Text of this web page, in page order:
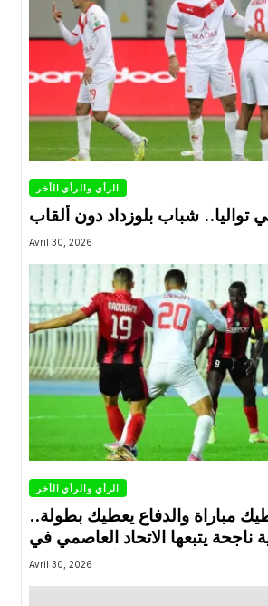
الرأي والرأي الأخر
تواليا.. شباب بلوزداد دون ألقاب
Avril 30, 2026
الرأي والرأي الأخر
مباراة والدفاع يعطيك بطولة..
ناجحة يتبعها الاتحاد العاصمي في
تتويجاته آخر السنوات
Avril 30, 2026